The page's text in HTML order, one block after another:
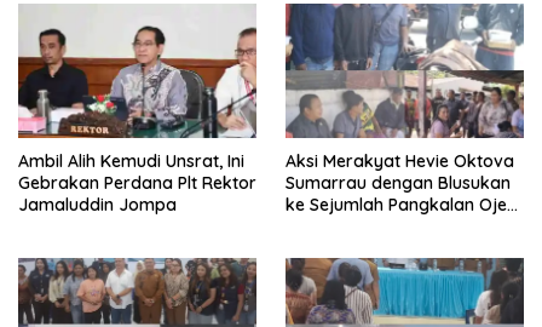
k
d
i
j
d
e
l
a
y
a
n
g
r
u
)
b
a
d
i
j
e
n
d
e
l
a
a
b
a
r
u
)
Ambil Alih Kemudi Unsrat, Ini
Gebrakan Perdana Plt Rektor
Jamaluddin Jompa
Aksi Merakyat Hevie Oktova
Sumarrau dengan Blusukan
ke Sejumlah Pangkalan Ojek